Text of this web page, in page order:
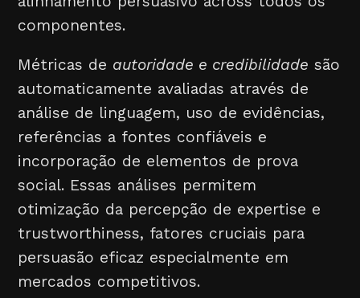
componentes.
Métricas de autoridade e credibilidade são
automaticamente avaliadas através de
análise de linguagem, uso de evidências,
referências a fontes confiáveis e
incorporação de elementos de prova
social. Essas análises permitem
otimização da percepção de expertise e
trustworthiness, fatores cruciais para
persuasão eficaz especialmente em
mercados competitivos.